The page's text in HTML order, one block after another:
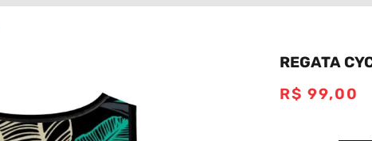
REGATA
R$ 99,00